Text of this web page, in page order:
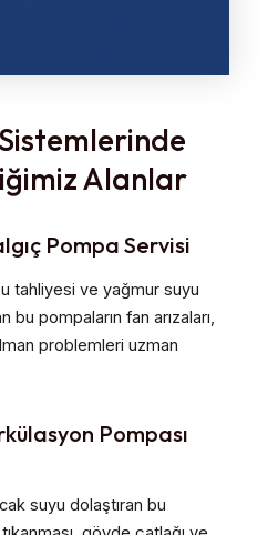
Alanlar
Pompa Servisi
tahliyesi ve yağmur suyu
bu pompaların fan arızaları,
problemleri uzman
Pompası
suyu dolaştıran bu